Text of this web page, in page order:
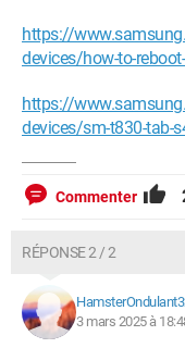
https://
devices/how-to-
https://
devices/sm-t830-tab-
Commenter
RÉPONSE 2 / 2
3 mars 2025 à